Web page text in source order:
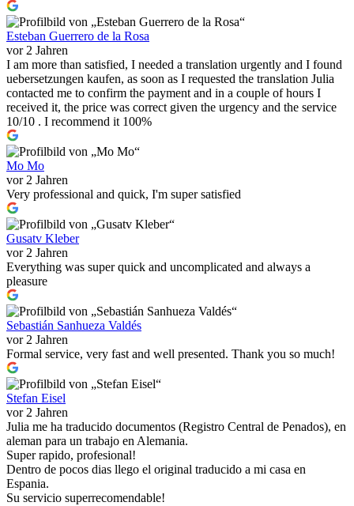
Esteban Guerrero de la Rosa
vor 2 Jahren
I am more than satisfied, I needed a translation urgently and I found
uebersetzungen kaufen, as soon as I requested the translation Julia
contacted me to confirm the payment and in a couple of hours I
received it, the price was correct given the urgency and the service
10/10 . I recommend it 100%
Mo Mo
vor 2 Jahren
Very professional and quick, I'm super satisfied
Gusatv Kleber
vor 2 Jahren
Everything was super quick and uncomplicated and always a
pleasure
Sebastián Sanhueza Valdés
vor 2 Jahren
Formal service, very fast and well presented. Thank you so much!
Stefan Eisel
vor 2 Jahren
Julia me ha traducido documentos (Registro Central de Penados), en
aleman para un trabajo en Alemania.
Super rapido, profesional!
Dentro de pocos dias llego el original traducido a mi casa en
Espania.
Su servicio superrecomendable!